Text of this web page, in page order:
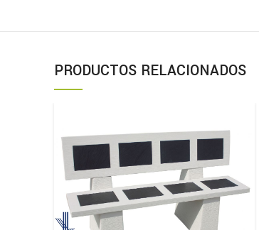
PRODUCTOS RELACIONADOS